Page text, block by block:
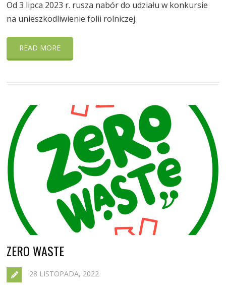
Od 3 lipca 2023 r. rusza nabór do udziału w konkursie
na unieszkodliwienie folii rolniczej.
READ MORE
ZERO WASTE
28 LISTOPADA, 2022